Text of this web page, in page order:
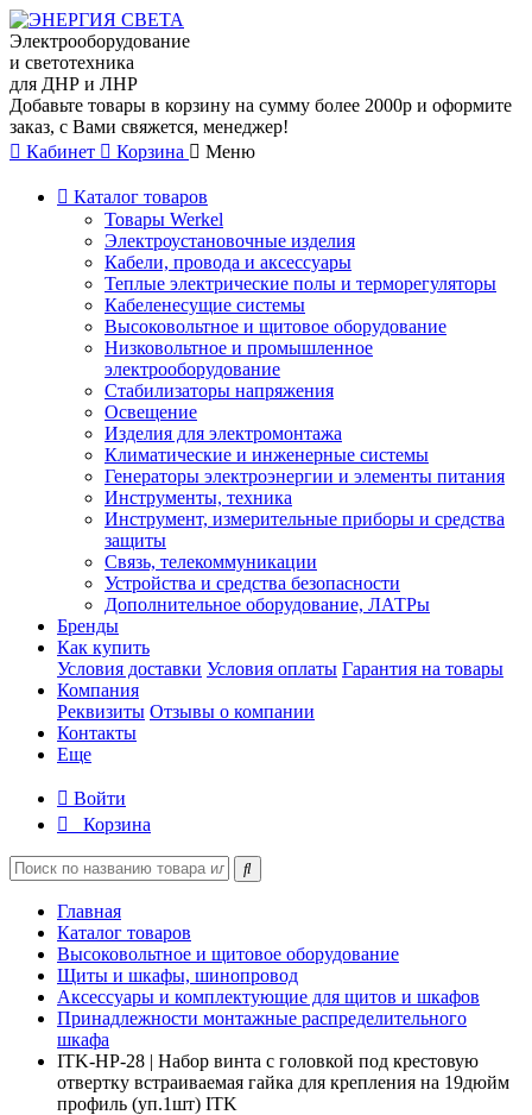
Электрооборудование
и светотехника
для ДНР и ЛНР
Добавьте товары в корзину на сумму более 2000р и оформите
заказ, с Вами свяжется, менеджер!
Кабинет
Корзина Меню
Каталог товаров
Товары Werkel
Электроустановочные изделия
Кабели, провода и аксессуары
Теплые электрические полы и терморегуляторы
Кабеленесущие системы
Высоковольтное и щитовое оборудование
Низковольтное и промышленное
электрооборудование
Стабилизаторы напряжения
Освещение
Изделия для электромонтажа
Климатические и инженерные системы
Генераторы электроэнергии и элементы питания
Инструменты, техника
Инструмент, измерительные приборы и средства
защиты
Связь, телекоммуникации
Устройства и средства безопасности
Дополнительное оборудование, ЛАТРы
Бренды
Как купить
Условия доставки Условия оплаты Гарантия на товары
Компания
Реквизиты Отзывы о компании
Контакты
Еще
Войти
Корзина
Главная
Каталог товаров
Высоковольтное и щитовое оборудование
Щиты и шкафы, шинопровод
Аксессуары и комплектующие для щитов и шкафов
Принадлежности монтажные распределительного
шкафа
ITK-HP-28 | Набор винта с головкой под крестовую
отвертку встраиваемая гайка для крепления на 19дюйм
профиль (уп.1шт) ITK